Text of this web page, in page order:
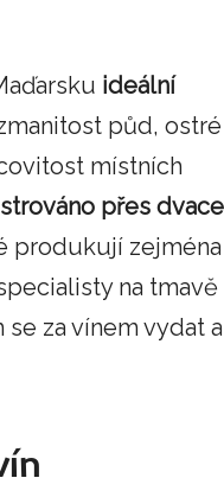
ideální
půd, ostré
místních
přes
produkují zejména
na tmavě
za vínem vydat a